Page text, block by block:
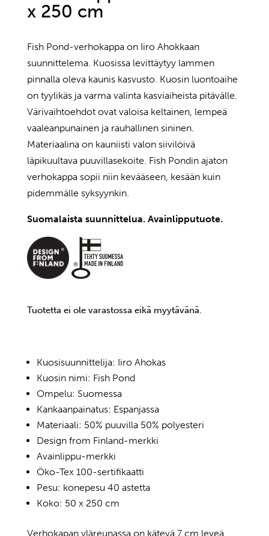
x 250 cm
Fish Pond-verhokappa on Iiro Ahokkaan
suunnittelema. Kuosissa levittäytyy lammen
pinnalla oleva kaunis kasvusto. Kuosin luontoaihe
on tyylikäs ja varma valinta kasviaiheista pitävälle.
Värivaihtoehdot ovat valoisa keltainen, lempeä
vaaleanpunainen ja rauhallinen sininen.
Materiaalina on kauniisti valon siivilöivä
läpikuultava puuvillasekoite. Fish Pondin ajaton
verhokappa sopii niin kevääseen, kesään kuin
pidemmälle syksyynkin.
Suomalaista suunnittelua. Avainlipputuote.
Tuotetta ei ole varastossa eikä myytävänä.
Kuosisuunnittelija: Iiro Ahokas
Kuosin nimi: Fish Pond
Ompelu: Suomessa
Kankaanpainatus: Espanjassa
Materiaali: 50% puuvilla 50% polyesteri
Design from Finland-merkki
Avainlippu-merkki
Öko-Tex 100-sertifikaatti
Pesu: konepesu 40 astetta
Koko: 50 x 250 cm
Verhokapan yläreunassa on kätevä 7 cm leveä